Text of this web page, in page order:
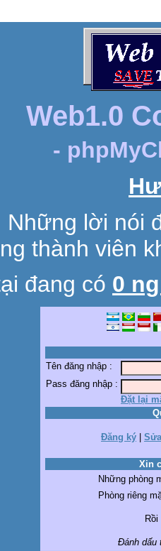
Web1.0
-
Những lời nói
thành viên
đang có 0
Tên đăng nhập :
Pass đăng nhập :
Đặt lại
Đăng ký
Xin
Những phòng
Phòng riêng
Đánh dấu